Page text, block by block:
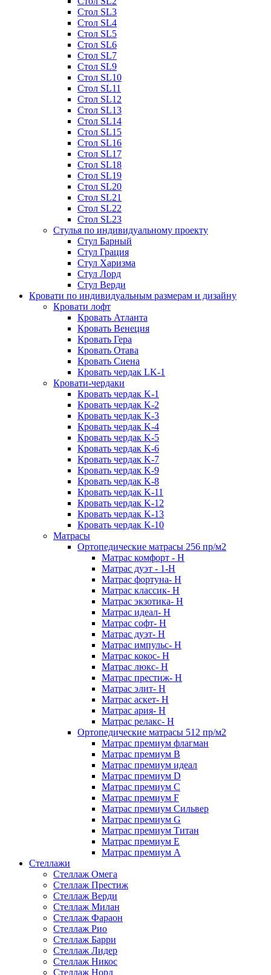
Стол SL3
Стол SL4
Стол SL5
Стол SL6
Стол SL7
Стол SL9
Стол SL10
Стол SL11
Стол SL12
Стол SL13
Стол SL14
Стол SL15
Стол SL16
Стол SL17
Стол SL18
Стол SL19
Стол SL20
Стол SL21
Стол SL22
Стол SL23
Стулья по индивидуальному проекту
Стул Барный
Стул Грация
Стул Харизма
Стул Лорд
Стул Верди
Кровати по индивидуальным размерам и дизайну
Кровати лофт
Кровать Атланта
Кровать Венеция
Кровать Гера
Кровать Отава
Кровать Сиена
Кровать чердак LK-1
Кровати-чердаки
Кровать чердак K-1
Кровать чердак K-2
Кровать чердак K-3
Кровать чердак K-4
Кровать чердак K-5
Кровать чердак K-6
Кровать чердак K-7
Кровать чердак K-9
Кровать чердак K-8
Кровать чердак K-11
Кровать чердак K-12
Кровать чердак K-13
Кровать чердак K-10
Матрасы
Ортопедические матрасы 256 пр/м2
Матрас комфорт - Н
Матрас дуэт - 1-Н
Матрас фортуна- Н
Матрас классик- Н
Матрас экзотика- Н
Матрас идеал- Н
Матрас софт- Н
Матрас дуэт- Н
Матрас импульс- Н
Матрас кокос- Н
Матрас люкс- Н
Матрас престиж- Н
Матрас элит- Н
Матрас аскет- Н
Матрас ария- Н
Матрас релакс- Н
Ортопедические матрасы 512 пр/м2
Матрас премиум флагман
Матрас премиум В
Матрас премиум идеал
Матрас премиум D
Матрас премиум C
Матрас премиум F
Матрас премиум Сильвер
Матрас премиум G
Матрас премиум Титан
Матрас премиум Е
Матрас премиум А
Стеллажи
Стеллаж Омега
Стеллаж Престиж
Стеллаж Верди
Стеллаж Милан
Стеллаж Фараон
Стеллаж Рио
Стеллаж Барри
Стеллаж Лидер
Стеллаж Никос
Стеллаж Норд